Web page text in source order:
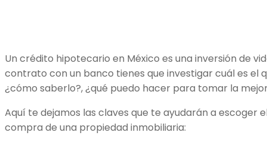
Un crédito hipotecario en México es una inversión de
contrato con un banco tienes que investigar cuál es el
¿cómo saberlo?, ¿qué puedo hacer para tomar la
Aquí te dejamos las claves que te ayudarán a escoger
compra de una propiedad inmobiliaria: